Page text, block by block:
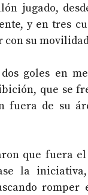
jugado,
y en tres
su
goles en
que se
fuera de su
que fuera
la